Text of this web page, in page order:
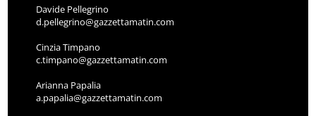
Davide Pellegrino
d.pellegrino@gazzettamatin.com
Cinzia Timpano
c.timpano@gazzettamatin.com
Arianna Papalia
a.papalia@gazzettamatin.com